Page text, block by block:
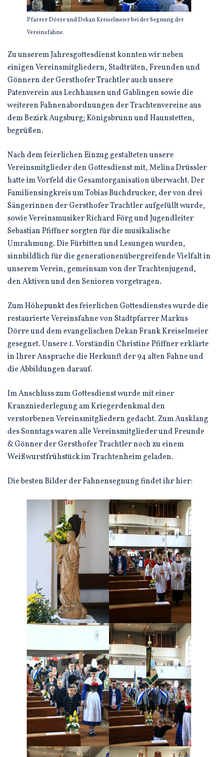
Pfarrer Dörre und Dekan Kreiselmeier bei der Segnung der
Vereinsfahne.
Zu unserem Jahresgottesdienst konnten wir neben
einigen Vereinsmitgliedern, Stadträten, Freunden und
Gönnern der Gersthofer Trachtler auch unsere
Patenverein aus Lechhausen und Gablingen sowie die
weiteren Fahnenabordnungen der Trachtenvereine aus
dem Bezirk Augsburg; Königsbrunn und Haunstetten,
begrüßen.
Nach dem feierlichen Einzug gestalteten unsere
Vereinsmitglieder den Gottesdienst mit, Melina Drüssler
hatte im Vorfeld die Gesamtorganisation überwacht. Der
Familiensingkreis um Tobias Buchdrucker, der von drei
Sängerinnen der Gersthofer Trachtler aufgefüllt wurde,
sowie Vereinsmusiker Richard Förg und Jugendleiter
Sebastian Pfiffner sorgten für die musikalische
Umrahmung. Die Fürbitten und Lesungen wurden,
sinnbildlich für die generationenübergreifende Vielfalt in
unserem Verein, gemeinsam von der Trachtenjugend,
den Aktiven und den Senioren vorgetragen.
Zum Höhepunkt des feierlichen Gottesdienstes wurde die
restaurierte Vereinsfahne von Stadtpfarrer Markus
Dörre und dem evangelischen Dekan Frank Kreiselmeier
gesegnet. Unsere 1. Vorständin Christine Pfiffner erklärte
in Ihrer Ansprache die Herkunft der 94 alten Fahne und
die Abbildungen darauf.
Im Anschluss zum Gottesdienst wurde mit einer
Kranzniederlegung am Kriegerdenkmal den
verstorbenen Vereinsmitgliedern gedacht. Zum Ausklang
des Sonntags waren alle Vereinsmitglieder und Freunde
& Gönner der Gersthofer Trachtler noch zu einem
Weißwurstfrühstück im Trachtenheim geladen.
Die besten Bilder der Fahnensegnung findet ihr hier: